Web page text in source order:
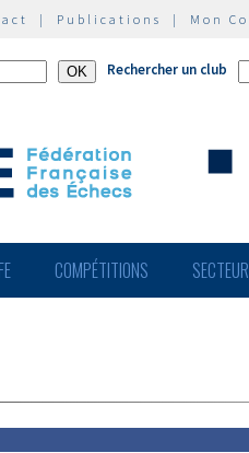
| Publications | Mon
Rechercher un club
COMPÉTITIONS